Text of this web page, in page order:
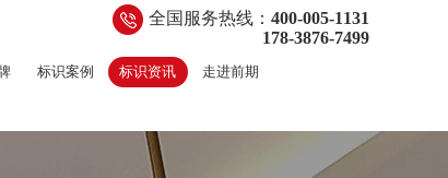
全国服务热线： 400-005-1131
178-3876-7499
标识案例 标识资讯 走进前期